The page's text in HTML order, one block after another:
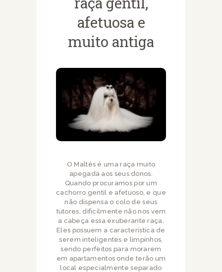
afetuosa e
muito antiga
O Maltês é uma raça muito
apegada aos seus donos.
Quando procuramos por um
cachorro gentil e afetuoso, e que
não dispensa o colo de seus
tutores, dificilmente não nos vem
a cabeça essa exuberante raça.
Eles possuem a característica de
serem inteligentes e limpinhos,
sendo perfeitos para morarem
em apartamentos onde terão um
local especialmente separado